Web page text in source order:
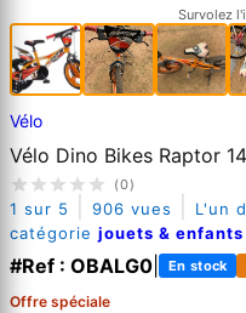
Survolez
Vélo
Vélo Dino Bikes Raptor
(0)
1 sur 5 906 vues
L'un
catégorie jouets & enfants
#Ref : OBALG0 En stock
Offre spéciale